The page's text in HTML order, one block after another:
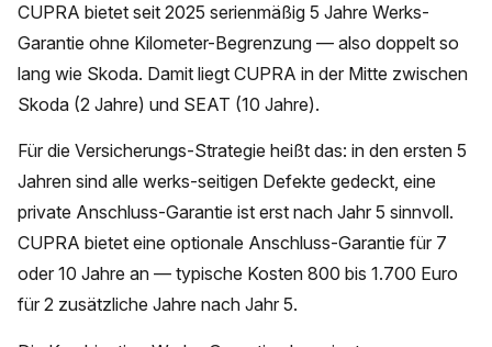
CUPRA bietet seit 2025 serienmäßig 5 Jahre Werks-
Garantie ohne Kilometer-Begrenzung — also doppelt so
lang wie Skoda. Damit liegt CUPRA in der Mitte zwischen
Skoda (2 Jahre) und SEAT (10 Jahre).
Für die Versicherungs-Strategie heißt das: in den ersten 5
Jahren sind alle werks-seitigen Defekte gedeckt, eine
private Anschluss-Garantie ist erst nach Jahr 5 sinnvoll.
CUPRA bietet eine optionale Anschluss-Garantie für 7
oder 10 Jahre an — typische Kosten 800 bis 1.700 Euro
für 2 zusätzliche Jahre nach Jahr 5.